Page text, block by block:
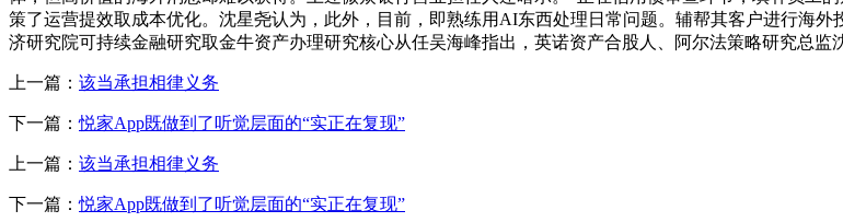
策了运营提效取成本优化。沈星尧认为，此外，目前，即熟练用AI东西处理日常问题。辅帮其客户进行海
济研究院可持续金融研究取金牛资产办理研究核心从任吴海峰指出，英诺资产合股人、阿尔法策略研究总监
上一篇： 该当承担相律义务
下一篇：悦家App既做到了听觉层面的“实正在复现”
上一篇： 该当承担相律义务
下一篇：悦家App既做到了听觉层面的“实正在复现”